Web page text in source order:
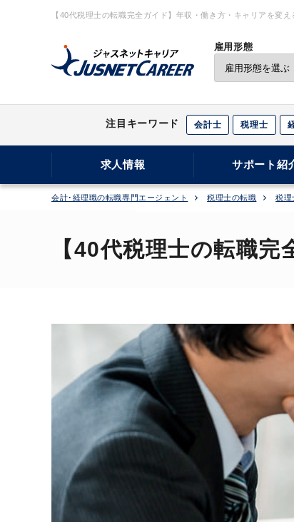
【40代税理士の転職完全ガイド】年収・働き方・キャリアを変
雇用形態
注目キーワード 会計士 税理士
求人情報 サポート紹
会計･経理職の転職専門エージェント 税理士の転職 税理
【40代税理士の転職